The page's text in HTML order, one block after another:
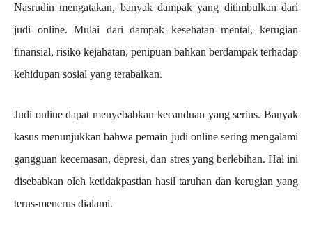
Nasrudin mengatakan, banyak dampak yang ditimbulkan dari
judi online. Mulai dari dampak kesehatan mental, kerugian
finansial, risiko kejahatan, penipuan bahkan berdampak terhadap
kehidupan sosial yang terabaikan.
Judi online dapat menyebabkan kecanduan yang serius. Banyak
kasus menunjukkan bahwa pemain judi online sering mengalami
gangguan kecemasan, depresi, dan stres yang berlebihan. Hal ini
disebabkan oleh ketidakpastian hasil taruhan dan kerugian yang
terus-menerus dialami.